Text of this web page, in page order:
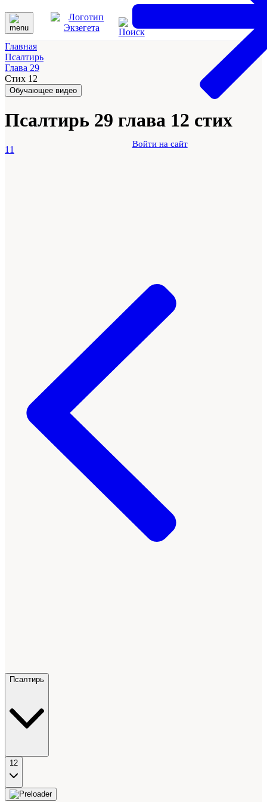
Войти на сайт
Главная
Псалтирь
Глава 29
Стих 12
Обучающее видео
Псалтирь 29 глава 12 стих
11
Псалтирь
12